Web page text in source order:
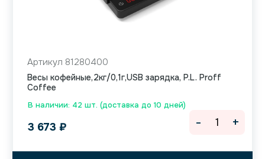
В наличии: 42 шт. (доставка до 10 дней)
Артикул 81280400
Весы кофейные,2кг/0,1г,USB зарядка, P.L. Proff
Coffee
3 673 ₽ - +